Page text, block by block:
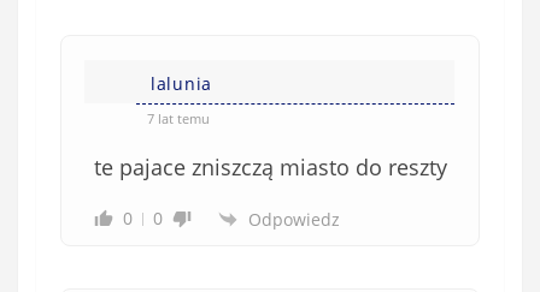
lalunia
7 lat temu
te pajace zniszczą miasto do reszty
0 0 Odpowiedz